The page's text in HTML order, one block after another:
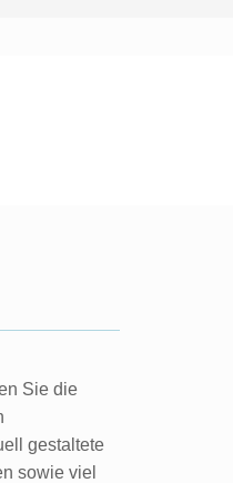
Sie die
gestaltete
sowie viel